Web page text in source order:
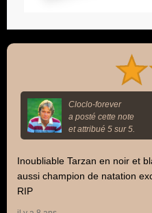
Cloclo-forever
a posté cette note
et attribué 5 sur 5.
Inoubliable Tarzan en noir et
aussi champion de natation
RIP